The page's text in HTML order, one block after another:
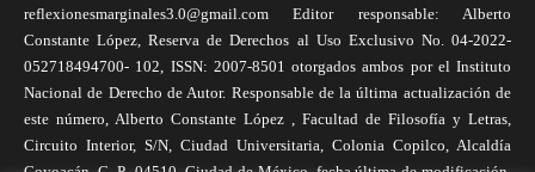
reflexionesmarginales3.0@gmail.com Editor responsable: Alberto
Constante López, Reserva de Derechos al Uso Exclusivo No. 04-2022-
052718494700- 102, ISSN: 2007-8501 otorgados ambos por el Instituto
Nacional de Derecho de Autor. Responsable de la última actualización de
este número, Alberto Constante López , Facultad de Filosofía y Letras,
Circuito Interior, S/N, Ciudad Universitaria, Colonia Copilco, Alcaldía